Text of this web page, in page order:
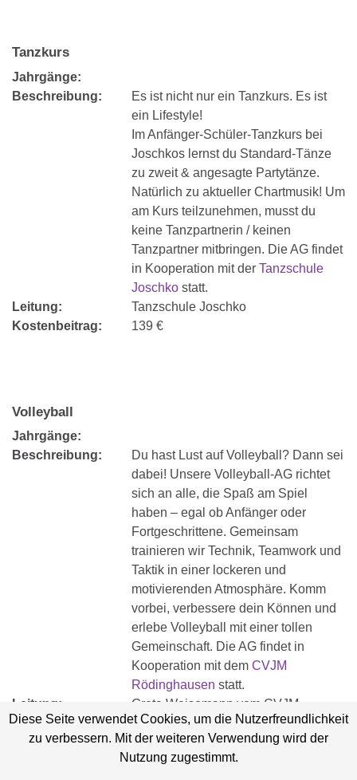
Tanzkurs
Jahrgänge:
Beschreibung:
Es ist nicht nur ein Tanzkurs. Es ist
ein Lifestyle!
Im Anfänger-Schüler-Tanzkurs bei
Joschkos lernst du Standard-Tänze
zu zweit & angesagte Partytänze.
Natürlich zu aktueller Chartmusik! Um
am Kurs teilzunehmen, musst du
keine Tanzpartnerin / keinen
Tanzpartner mitbringen. Die AG findet
in Kooperation mit der Tanzschule
Joschko statt.
Leitung:
Tanzschule Joschko
Kostenbeitrag:
139 €
Volleyball
Jahrgänge:
Beschreibung:
Du hast Lust auf Volleyball? Dann sei
dabei! Unsere Volleyball-AG richtet
sich an alle, die Spaß am Spiel
haben – egal ob Anfänger oder
Fortgeschrittene. Gemeinsam
trainieren wir Technik, Teamwork und
Taktik in einer lockeren und
motivierenden Atmosphäre. Komm
vorbei, verbessere dein Können und
erlebe Volleyball mit einer tollen
Gemeinschaft. Die AG findet in
Kooperation mit dem CVJM
Rödinghausen statt.
Leitung:
Greta Weisemann vom CVJM
Kostenbeitrag:
–
Diese Seite verwendet Cookies, um die Nutzerfreundlichkeit
zu verbessern. Mit der weiteren Verwendung wird der
Nutzung zugestimmt.